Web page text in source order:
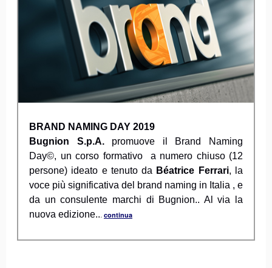
BRAND NAMING DAY 2019
Bugnion S.p.A.promuove il Brand Naming
Day©, un corso formativo a numero chiuso (12
persone) ideato e tenuto da Béatrice Ferrari, la
voce più significativa del brand naming in Italia , e
da un consulente marchi di Bugnion.. Al via la
nuova edizione... continua